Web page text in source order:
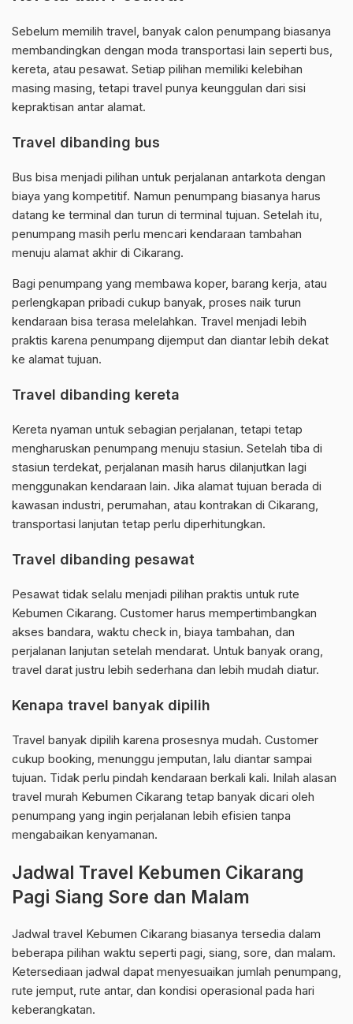
Sebelum memilih travel, banyak calon penumpang biasanya
membandingkan dengan moda transportasi lain seperti bus,
kereta, atau pesawat. Setiap pilihan memiliki kelebihan
masing masing, tetapi travel punya keunggulan dari sisi
kepraktisan antar alamat.
Travel dibanding bus
Bus bisa menjadi pilihan untuk perjalanan antarkota dengan
biaya yang kompetitif. Namun penumpang biasanya harus
datang ke terminal dan turun di terminal tujuan. Setelah itu,
penumpang masih perlu mencari kendaraan tambahan
menuju alamat akhir di Cikarang.
Bagi penumpang yang membawa koper, barang kerja, atau
perlengkapan pribadi cukup banyak, proses naik turun
kendaraan bisa terasa melelahkan. Travel menjadi lebih
praktis karena penumpang dijemput dan diantar lebih dekat
ke alamat tujuan.
Travel dibanding kereta
Kereta nyaman untuk sebagian perjalanan, tetapi tetap
mengharuskan penumpang menuju stasiun. Setelah tiba di
stasiun terdekat, perjalanan masih harus dilanjutkan lagi
menggunakan kendaraan lain. Jika alamat tujuan berada di
kawasan industri, perumahan, atau kontrakan di Cikarang,
transportasi lanjutan tetap perlu diperhitungkan.
Travel dibanding pesawat
Pesawat tidak selalu menjadi pilihan praktis untuk rute
Kebumen Cikarang. Customer harus mempertimbangkan
akses bandara, waktu check in, biaya tambahan, dan
perjalanan lanjutan setelah mendarat. Untuk banyak orang,
travel darat justru lebih sederhana dan lebih mudah diatur.
Kenapa travel banyak dipilih
Travel banyak dipilih karena prosesnya mudah. Customer
cukup booking, menunggu jemputan, lalu diantar sampai
tujuan. Tidak perlu pindah kendaraan berkali kali. Inilah alasan
travel murah Kebumen Cikarang tetap banyak dicari oleh
penumpang yang ingin perjalanan lebih efisien tanpa
mengabaikan kenyamanan.
Jadwal Travel Kebumen Cikarang
Pagi Siang Sore dan Malam
Jadwal travel Kebumen Cikarang biasanya tersedia dalam
beberapa pilihan waktu seperti pagi, siang, sore, dan malam.
Ketersediaan jadwal dapat menyesuaikan jumlah penumpang,
rute jemput, rute antar, dan kondisi operasional pada hari
keberangkatan.